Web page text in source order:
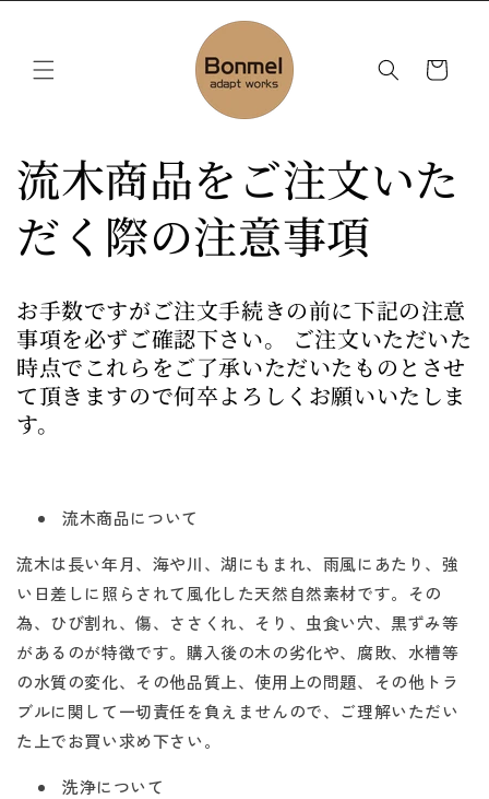
ー
流木商品をご注文いた
だく際の注意事項
お手数ですがご注文手続きの前に下記の注意
事項を必ずご確認下さい。 ご注文いただいた
時点でこれらをご了承いただいたものとさせ
て頂きますので何卒よろしくお願いいたしま
す。
流木商品について
流木は長い年月、海や川、湖にもまれ、雨風にあたり、強
い日差しに照らされて風化した天然自然素材です。その
為、ひび割れ、傷、ささくれ、そり、虫食い穴、黒ずみ等
があるのが特徴です。購入後の木の劣化や、腐敗、水槽等
の水質の変化、その他品質上、使用上の問題、その他トラ
ブルに関して一切責任を負えませんので、ご理解いただい
た上でお買い求め下さい。
洗浄について